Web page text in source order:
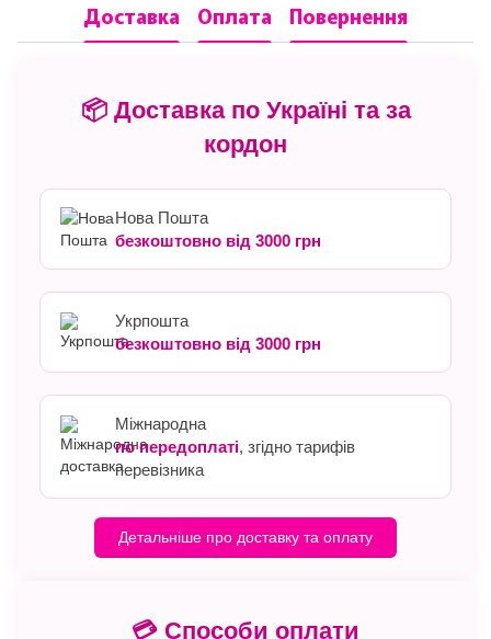
Доставка Оплата Повернення
📦 Доставка по Україні та за
кордон
Нова Пошта
безкоштовно від 3000 грн
Укрпошта
безкоштовно від 3000 грн
Міжнародна
по передоплаті, згідно тарифів
перевізника
Детальніше про доставку та оплату
💳 Способи оплати